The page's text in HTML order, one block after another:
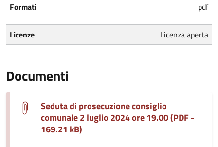
Formati
pdf
Licenze Licenza aperta
Documenti
Seduta di prosecuzione consiglio
comunale 2 luglio 2024 ore 19.00 (PDF -
169.21 kB)